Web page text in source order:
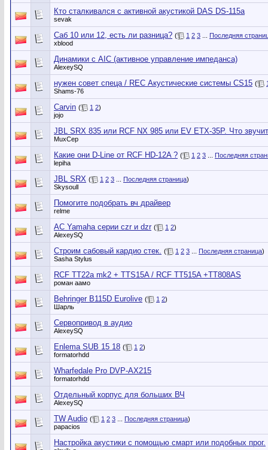
Кто сталкивался с активной акустикой DAS DS-115a
sevak
Саб 10 или 12, есть ли разница? ( 1 2 3
Последняя
xblood
Динамики с AIC (активное управление импеданса)
AlexeySQ
нужен совет спеца / REC Акустические системы CS15 (
Shams-76
Carvin ( 1 2)
jojo
JBL SRX 835 или RCF NX 985 или EV ETX-35P. Что
MuxCep
Какие они D-Line от RCF HD-12A ? ( 1 2 3
Последняя
lepiha
JBL SRX ( 1 2 3 Последняя страница)
Skysoull
Помогите подобрать вч драйвер
relme
АС Yamaha серии czr и dzr ( 1 2)
AlexeySQ
Строим сабовый кардио стек. ( 1 2 3 Последняя страница)
Sasha Stylus
RCF TT22a mk2 + TTS15A / RCF TT515A +TT808AS
роман аамо
Behringer B115D Eurolive ( 1 2)
Шарль
Сервопривод в аудио
AlexeySQ
Enlema SUB 15 18 ( 1 2)
formatorhdd
Wharfedale Pro DVP-AX215
formatorhdd
Отдельный корпус для больших ВЧ
AlexeySQ
TW Audio ( 1 2 3 Последняя страница)
papacios
Настройка акустики с помощью смарт или подобных прог.